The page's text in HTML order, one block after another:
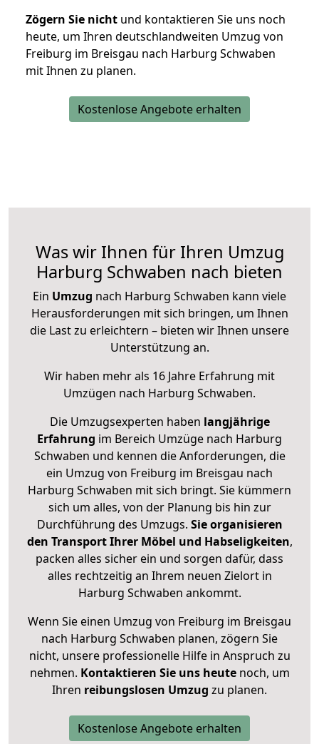
Zögern Sie nicht und kontaktieren Sie uns noch
heute, um Ihren deutschlandweiten Umzug von
Freiburg im Breisgau nach Harburg Schwaben
mit Ihnen zu planen.
Kostenlose Angebote erhalten
Was wir Ihnen für Ihren Umzug
Harburg Schwaben nach bieten
Ein Umzug nach Harburg Schwaben kann viele
Herausforderungen mit sich bringen, um Ihnen
die Last zu erleichtern – bieten wir Ihnen unsere
Unterstützung an.
Wir haben mehr als 16 Jahre Erfahrung mit
Umzügen nach Harburg Schwaben.
Die Umzugsexperten haben langjährige
Erfahrung im Bereich Umzüge nach Harburg
Schwaben und kennen die Anforderungen, die
ein Umzug von Freiburg im Breisgau nach
Harburg Schwaben mit sich bringt. Sie kümmern
sich um alles, von der Planung bis hin zur
Durchführung des Umzugs. Sie organisieren
den Transport Ihrer Möbel und Habseligkeiten,
packen alles sicher ein und sorgen dafür, dass
alles rechtzeitig an Ihrem neuen Zielort in
Harburg Schwaben ankommt.
Wenn Sie einen Umzug von Freiburg im Breisgau
nach Harburg Schwaben planen, zögern Sie
nicht, unsere professionelle Hilfe in Anspruch zu
nehmen. Kontaktieren Sie uns heutenoch, um
Ihren reibungslosen Umzug zu planen.
Kostenlose Angebote erhalten